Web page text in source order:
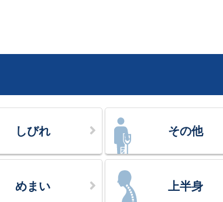
しびれ その他
めまい 上半身